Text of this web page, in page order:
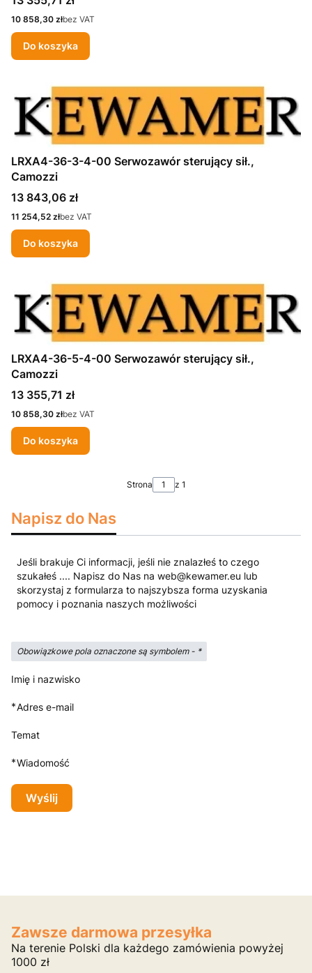
Cena
10 858,30 złbez VAT
Do koszyka
LRXA4-36-3-4-00 Serwozawór sterujący sił.,
Camozzi
Cena
13 843,06 zł
Cena
11 254,52 złbez VAT
Do koszyka
LRXA4-36-5-4-00 Serwozawór sterujący sił.,
Camozzi
Cena
13 355,71 zł
Cena
10 858,30 złbez VAT
Do koszyka
Strona z 1
Napisz do Nas
Jeśli brakuje Ci informacji, jeśli nie znalazłeś to czego
szukałeś .... Napisz do Nas na web@kewamer.eu lub
skorzystaj z formularza to najszybsza forma uzyskania
pomocy i poznania naszych możliwości
Obowiązkowe pola oznaczone są symbolem - *
Imię i nazwisko
*Adres e-mail
Temat
*Wiadomość
Wyślij
Zawsze darmowa przesyłka
Na terenie Polski dla każdego zamówienia powyżej
1000 zł